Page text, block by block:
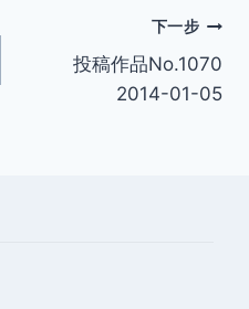
下一步
投稿作品No.1070
2014-01-05